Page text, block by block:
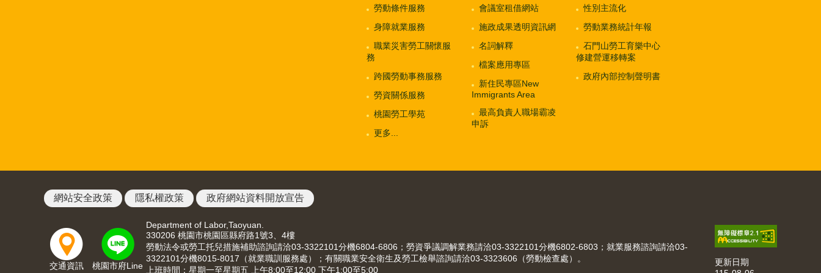
勞動條件服務
身障就業服務
職業災害勞工關懷服
務
跨國勞動事務服務
勞資關係服務
桃園勞工學苑
更多...
會議室租借網站
施政成果透明資訊網
名詞解釋
檔案應用專區
新住民專區New
Immigrants Area
最高負責人職場霸凌
申訴
性別主流化
勞動業務統計年報
石門山勞工育樂中心
修建營運移轉案
政府內部控制聲明書
網站安全政策 隱私權政策 政府網站資料開放宣告
交通資訊 桃園市府Line
Department of Labor,Taoyuan.
330206 桃園市桃園區縣府路1號3、4樓
勞動法令或勞工托兒措施補助諮詢請洽03-3322101分機6804-6806；勞資爭議調解業務請洽03-3322101分機6802-6803；就業服務諮詢請洽03-
3322101分機8015-8017（就業職訓服務處）；有關職業安全衛生及勞工檢舉諮詢請洽03-3323606（勞動檢查處）。
上班時間：星期一至星期五 上午8:00至12:00 下午1:00至5:00
更新日期